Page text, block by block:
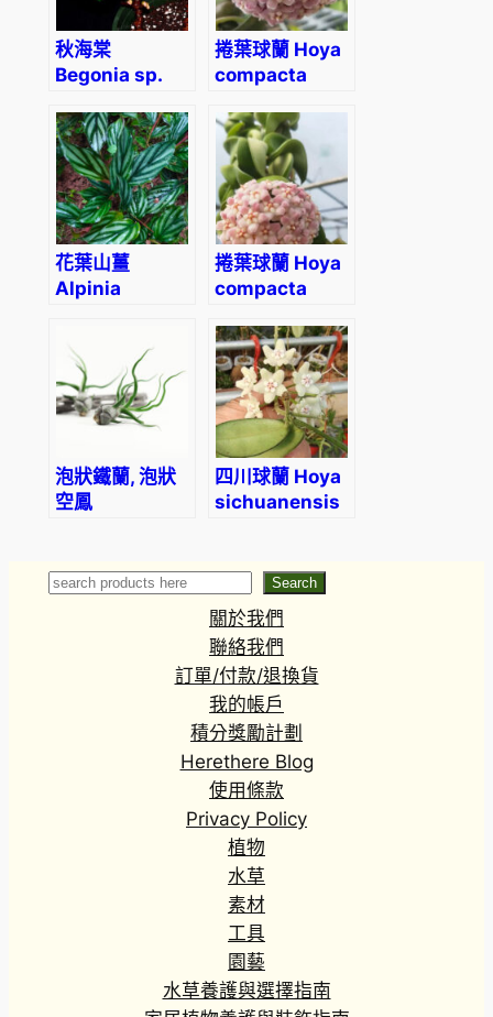
秋海棠
Begonia sp.
捲葉球蘭 Hoya
compacta
花葉山薑
Alpinia
捲葉球蘭 Hoya
compacta
‘regalis’
泡狀鐵蘭, 泡狀
空鳳
四川球蘭 Hoya
sichuanensis
Search Search
關於我們
聯絡我們
訂單/付款/退換貨
我的帳戶
積分獎勵計劃
Herethere Blog
使用條款
Privacy Policy
植物
水草
素材
工具
園藝
水草養護與選擇指南